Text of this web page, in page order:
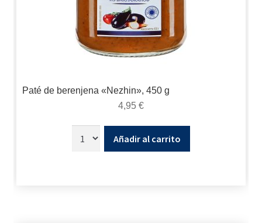
Paté de berenjena «Nezhin», 450 g
4,95 €
Añadir al carrito